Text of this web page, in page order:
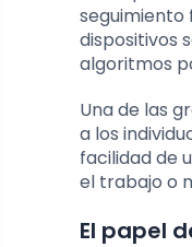
dispositivos
algoritmos
Una de las
a los
facilidad de
el trabajo o
El papel